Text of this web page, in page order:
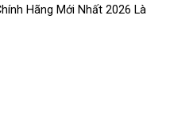
Hãng Mới Nhất 2026 Là